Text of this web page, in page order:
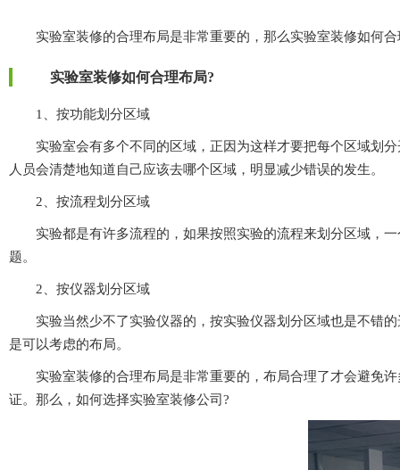
实验室装修的合理布局是非常重要的，那么实验室装修如何合理
实验室装修如何合理布局?
1、按功能划分区域
实验室会有多个不同的区域，正因为这样才要把每个区域划分开
人员会清楚地知道自己应该去哪个区域，明显减少错误的发生。
2、按流程划分区域
实验都是有许多流程的，如果按照实验的流程来划分区域，一
题。
2、按仪器划分区域
实验当然少不了实验仪器的，按实验仪器划分区域也是不错的选
是可以考虑的布局。
实验室装修的合理布局是非常重要的，布局合理了才会避免许
证。那么，如何选择实验室装修公司?